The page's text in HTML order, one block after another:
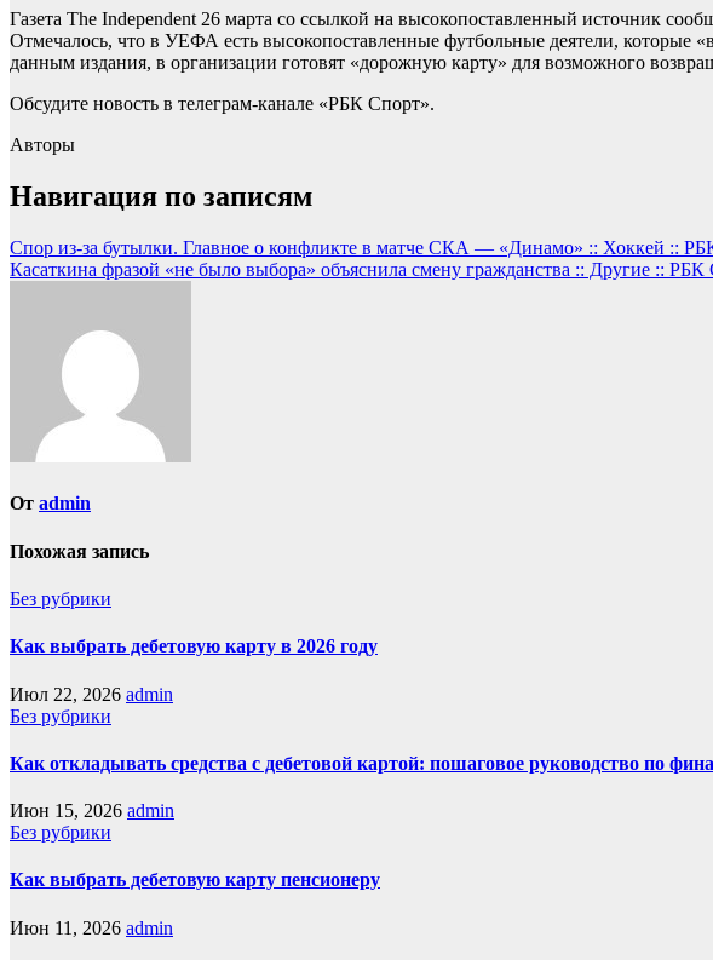
Газета The Independent 26 марта со ссылкой на высокопоставленный источник
Отмечалось, что в УЕФА есть высокопоставленные футбольные деятели, которые
данным издания, в организации готовят «дорожную карту» для возможного
Обсудите новость в телеграм-канале «РБК Спорт».
Авторы
Навигация по записям
Спор из-за бутылки. Главное о конфликте в матче СКА — «Динамо» :: Хоккей ::
Касаткина фразой «не было выбора» объяснила смену гражданства :: Другие :: РБК
От admin
Похожая запись
Без рубрики
Как выбрать дебетовую карту в 2026 году
Июл 22, 2026 admin
Без рубрики
Как откладывать средства с дебетовой картой: пошаговое руководство по
Июн 15, 2026 admin
Без рубрики
Как выбрать дебетовую карту пенсионеру
Июн 11, 2026 admin